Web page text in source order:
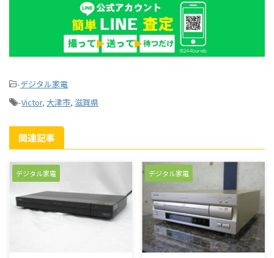
-デジタル家電
-Victor, 大津市, 滋賀県
関連記事
デジタル家電 デジタル家電